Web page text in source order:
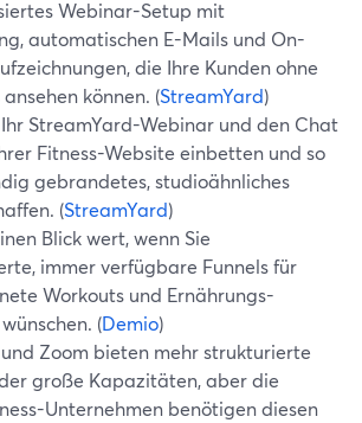
Webinar-Setup mit
automatischen E-Mails und On-
die Ihre Kunden ohne
können. (StreamYard)
Ihr StreamYard-Webinar und den Chat
Fitness-Website einbetten und so
gebrandetes, studioähnliches
(StreamYard)
Blick wert, wenn Sie
immer verfügbare Funnels für
Workouts und Ernährungs-
(Demio)
Zoom bieten mehr strukturierte
große Kapazitäten, aber die
Unternehmen benötigen diesen